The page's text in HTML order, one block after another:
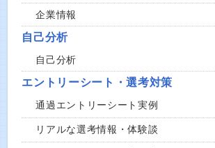
企業情報
自己分析
自己分析
エントリーシート・選考対策
通過エントリーシート実例
リアルな選考情報・体験談